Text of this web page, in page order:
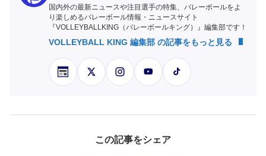
国内外の最新ニュースや注目選手の特集、バレーボールをよ
り楽しめるバレーボール情報・ニュースサイト
『VOLLEYBALLKING（バレーボールキング）』編集部です！
VOLLEYBALL KING 編集部 の記事をもっと見る
この記事をシェア